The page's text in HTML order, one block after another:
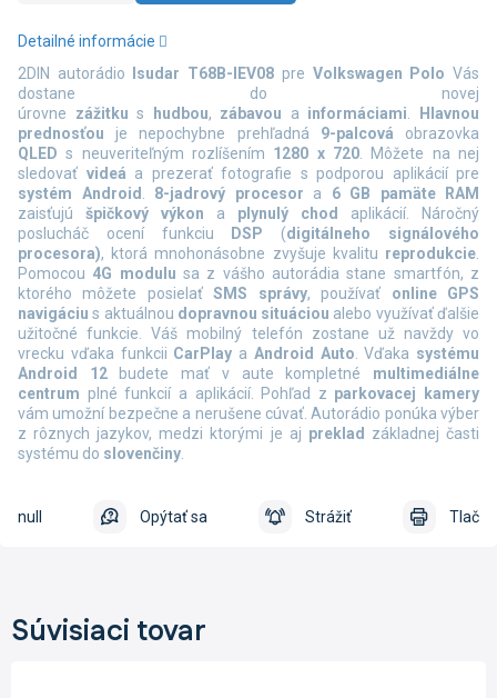
2DIN autorádio Isudar T68B-IEV08 pre Volkswagen Polo Vás
dostane do novej
úrovne zážitku s hudbou, zábavou a informáciami.
Hlavnou
prednosťou je nepochybne prehľadná 9-palcová obrazovka
QLED s neuveriteľným rozlíšením 1280 x 720. Môžete na nej
sledovať videá a prezerať fotografie s podporou aplikácií pre
systém Android . 8-jadrový procesor a 6 GB pamäte RAM
zaisťujú špičkový výkon a plynulý chod aplikácií. Náročný
poslucháč ocení funkciu
DSP (digitálneho signálového
procesora), ktorá mnohonásobne zvyšuje kvalitu reprodukcie.
Pomocou 4G modulu sa z vášho autorádia stane smartfón, z
ktorého môžete posielaťSMS správy, používať online
GPS
navigácius aktuálnou dopravnou situáciou alebo využívať ďalšie
užitočné funkcie. Váš mobilný telefón zostane už navždy vo
vrecku vďaka funkcii CarPlay a Android Auto. Vďaka systému
Android 12budete mať v aute kompletné multimediálne
centrum plné funkcií a aplikácií. Pohľad z parkovacej kamery
vám umožní bezpečne a nerušene cúvať. Autorádio ponúka výber
z rôznych jazykov, medzi ktorými je aj preklad
základnej časti
systému do slovenčiny.
Detailné informácie
Tlač
Opýtať sa Strážiť
null
Súvisiaci tovar